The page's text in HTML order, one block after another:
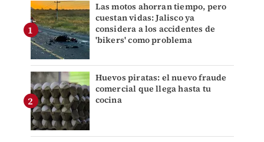
Las motos ahorran tiempo, pero
cuestan vidas: Jalisco ya
considera a los accidentes de
'bikers' como problema
Huevos piratas: el nuevo fraude
comercial que llega hasta tu
cocina